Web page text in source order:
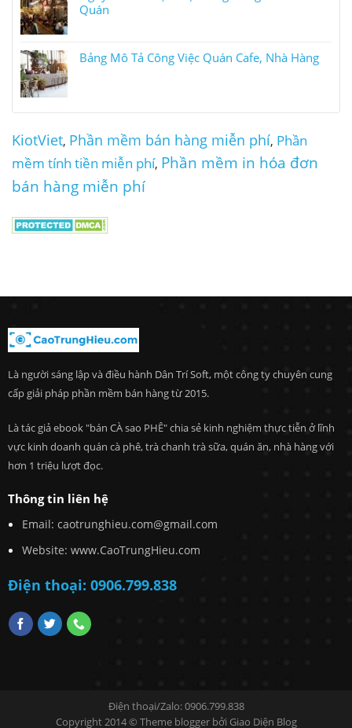
Quán
Bảng Mô Tả Công Việc Quán Cafe, Nhà Hàng
KiotViet, Phần mềm bán hàng miễn phí, Phần
mềm tính tiền miễn phí, Phần mềm in hóa đơn
bán hàng miễn phí
Là người sáng lập và điều hành Dân Trí Soft, một công ty chuyên cung
cấp giải pháp phần mềm bán hàngtừ 2015.
Là tác giả ebook "bán CÀ sao PHÊ" chia sẻ kinh nghiệm thực tiễn ở lĩnh
vực kinh doanh quán cà phê, trà chanh trà sữa, quán ăn, nhà hàng với
hơn 1 triệu lượt đọc.
Thông tin liên hệ
Email: caotrunghieu.com@gmail.com
Website: www.CaoTrungHieu.com
Điện thoại: 0906.799.838
Điện thoại/Zalo: 0906.799.838
Copyright 2014 © Theme blogger bởi Giao Diện Blog